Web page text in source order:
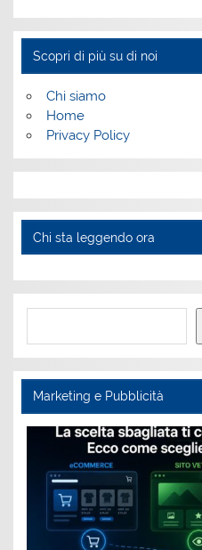
Scopri di più su di noi
Chi siamo
Home
Privacy Policy
Chi sta leggendo ora
Cerca
Marketing e Pubblicità